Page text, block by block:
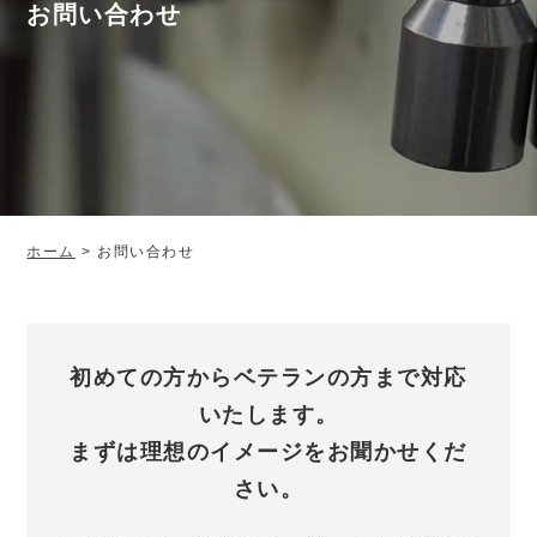
お問い合わせ
ホーム > お問い合わせ
初めての方からベテランの方まで対応
いたします。
まずは理想のイメージをお聞かせくだ
さい。